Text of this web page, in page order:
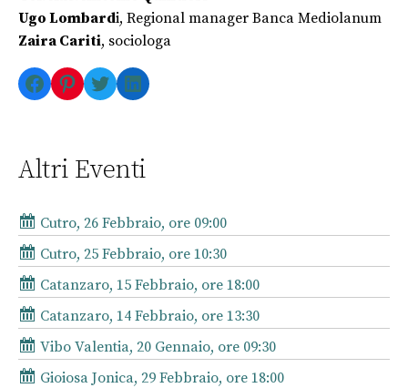
Ugo Lombardi, Regional manager Banca Mediolanum
Zaira Cariti, sociologa
Facebook
Pinterest
TwitterLinkedIn
Altri Eventi
Cutro, 26 Febbraio, ore 09:00
Cutro, 25 Febbraio, ore 10:30
Catanzaro, 15 Febbraio, ore 18:00
Catanzaro, 14 Febbraio, ore 13:30
Vibo Valentia, 20 Gennaio, ore 09:30
Gioiosa Jonica, 29 Febbraio, ore 18:00